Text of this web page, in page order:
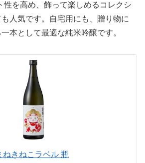
性を高め、飾って楽しめるコレクシ
人気です。自宅用にも、贈り物に
本として最適な純米吟醸です。
ねきねこラベル 瓶